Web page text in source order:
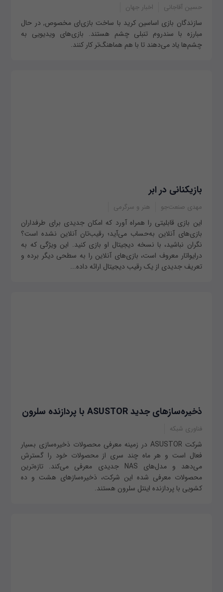
حسین آقاجانی اخبار جهان
سازندگان بازی اساسین کرید با ساخت بازی‌ای مخصوص, در حال
مبارزه با سندروم تنبلی چشم هستند. بازی‌های ویدیویی به
چشم‌ها یاد می‌دهند تا با هم هماهنگ‌تر کار کنند.
بازیکنانی در ابر
مهدی صنعت‌جو هنر و سرگرمی
این بازی قابلیتی را همراه آورد که امکان جدیدی برای طرفداران
بازی‌های آنلاین به‌حساب می‌آید؛ رقیب‌تان آنلاین نشده است؟
نگران نباشید، با نسخه دیجیتال او بازی کنید. این ویژگی که به
درایواتار معروف است، بازی‌های آنلاین را به سطحی دیگر برده و
تعریف جدیدی از یک رقیب دیجیتال ارائه داده...
ذخیره‌سازهای جدید ASUSTOR با پردازنده سلرون
فناوری شبکه
شرکت ASUSTOR در زمینه معرفی محصولات ذخیره‌سازی بسیار
فعال است و هر ماه چند سری از محصولات خود را گسترش
می‌دهد و مدل‌های NAS جدیدی معرفی می‌کند. تازه‌ترین
محصولات معرفی شده این شرکت، ذخیره‌سازهای هشت و ده
کشویی با پردازنده اینتل سلرون هستند.